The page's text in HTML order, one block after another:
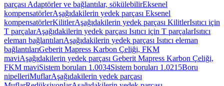
parçası Adaptörler ve bağlantılar, sökülebilirEksenel
kompensatörlerAşağıdakilerin yedek parçası Eksenel
kompensatörlerKilitlerAşağıdakilerin yedek parçası KilitlerIsıtıcı için
T parçalarAşağıdakilerin yedek parçası Isıtıcı için T parçalarIsıtıcı
eleman bağlantılarıAşağıdakilerin yedek parçası Isıtıcı eleman
bağlantılarıGeberit Mapress Karbon Çeliği, FKM
maviAşağıdakilerin yedek parçası Geberit Mapress Karbon Çeliği,
FKM maviSistem boruları 1.0034Sistem boruları 1.0215Boru
nipelleriMuflarAşağıdakilerin yedek parçası